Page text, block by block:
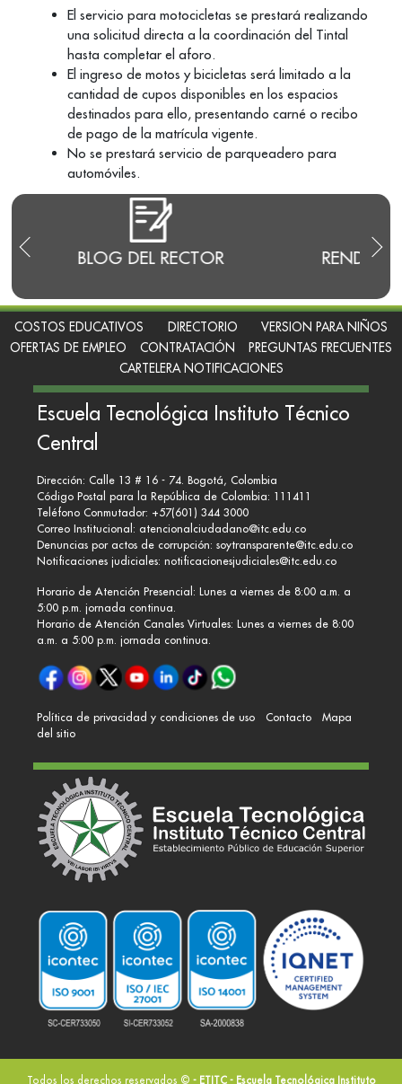
RENDICIÓN DE CUENTAS
El servicio para motocicletas se prestará realizando
una solicitud directa a la coordinación del Tintal
hasta completar el aforo.
El ingreso de motos y bicicletas será limitado a la
cantidad de cupos disponibles en los espacios
destinados para ello, presentando carné o recibo
de pago de la matrícula vigente.
No se prestará servicio de parqueadero para
automóviles.
COSTOS EDUCATIVOS DIRECTORIO
VERSION PARA NIÑOS
OFERTAS DE EMPLEO
CONTRATACIÓN
PREGUNTAS FRECUENTES
CARTELERA NOTIFICACIONES
Escuela Tecnológica Instituto Técnico
Central
Dirección: Calle 13 # 16 - 74. Bogotá, Colombia
Código Postal para la República de Colombia: 111411
Teléfono Conmutador: +57(601) 344 3000
Correo Institucional: atencionalciudadano@itc.edu.co
Denuncias por actos de corrupción: soytransparente@itc.edu.co
Notificaciones judiciales: notificacionesjudiciales@itc.edu.co
Horario de Atención Presencial: Lunes a viernes de 8:00 a.m. a
5:00 p.m. jornada continua.
Horario de Atención Canales Virtuales: Lunes a viernes de 8:00
a.m. a 5:00 p.m. jornada continua.
Política de privacidad y condiciones de uso Contacto
Mapa
del sitio
Todos los derechos reservados © - ETITC - Escuela Tecnológica Instituto